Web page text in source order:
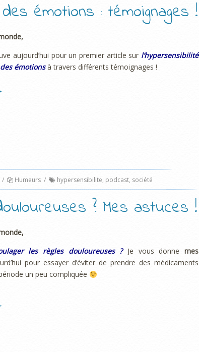
émotions : témoignages !
aujourd’hui pour un premier article sur l’hypersensibilité
émotions à travers différents témoignages !
/ Humeurs / hypersensibilite, podcast, société
? Mes astuces !
les règles douloureuses ? Je vous donnemes
pour essayer d’éviter de prendre des médicaments
un peu compliquée